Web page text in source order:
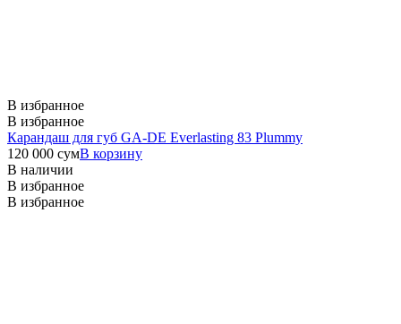
В избранное
В избранное
Карандаш для губ GA-DE Everlasting 83 Plummy
120 000 сумВ корзину
В наличии
В избранное
В избранное